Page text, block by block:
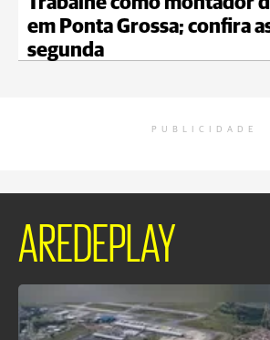
em Ponta Grossa; confira
segunda
PUBLICIDADE
AREDEPLAY